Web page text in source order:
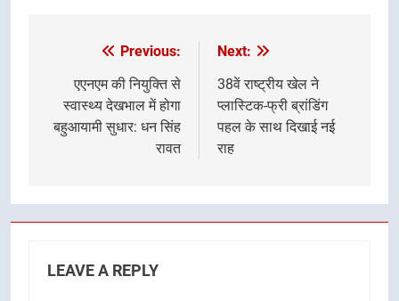
navigation
Previous:
एएनएम की नियुक्ति से
स्वास्थ्य देखभाल में होगा
बहुआयामी सुधार: धन सिंह
रावत
Next:
38वें राष्ट्रीय खेल ने
प्लास्टिक-फ्री ब्रांडिंग
पहल के साथ दिखाई नई
राह
LEAVE A REPLY